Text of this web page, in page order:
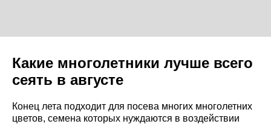
Какие многолетники лучше всего
сеять в августе
Конец лета подходит для посева многих многолетних
цветов, семена которых нуждаются в воздействии